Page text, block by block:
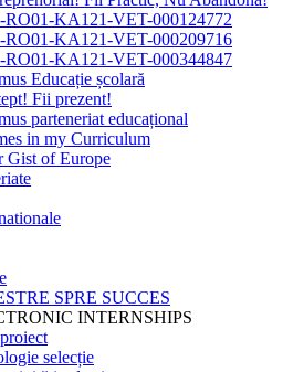
RO01-KA121-VET-000124772
RO01-KA121-VET-000209716
RO01-KA121-VET-000344847
Educație școlară
Fii prezent!
parteneriat educațional
in my Curriculum
Gist of Europe
SPRE SUCCES
INTERNSHIPS
selecție